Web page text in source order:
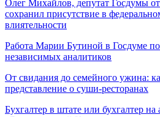
Олег Михайлов, депутат Госдумы
сохранил присутствие в
влиятельности
Работа Марии Бутиной в Госдуме
независимых аналитиков
От свидания до семейного ужина:
представление о суши-ресторанах
Бухгалтер в штате или бухгалтер на